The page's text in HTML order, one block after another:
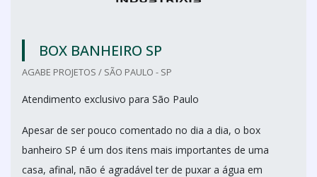
BOX BANHEIRO SP
AGABE PROJETOS / SÃO PAULO - SP
Atendimento exclusivo para São Paulo
Apesar de ser pouco comentado no dia a dia, o box
banheiro SP é um dos itens mais importantes de uma
casa, afinal, não é agradável ter de puxar a água em